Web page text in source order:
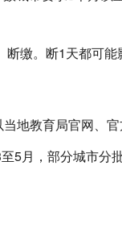
缴。断1天都可
地教育局官网、
5月，部分城市分